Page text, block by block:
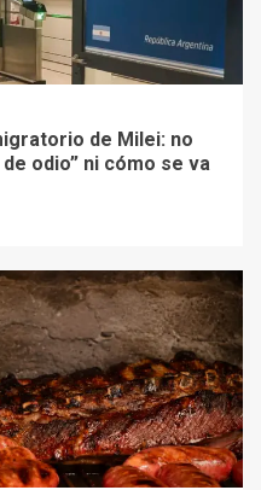
de Milei: no
odio” ni cómo se va